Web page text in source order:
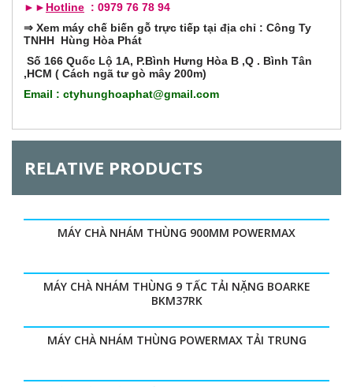
a
G
►► Hotline : 0979 76 78 94
⇒ Xem máy chế biến gỗ trực tiếp tại địa chỉ : Công Ty
TNHH Hùng Hòa Phát
Số 166 Quốc Lộ 1A, P.Bình Hưng Hòa B ,Q . Bình Tân
,HCM ( Cách ngã tư gò mây 200m)
Email : ctyhunghoaphat@gmail.com
RELATIVE PRODUCTS
MÁY CHÀ NHÁM THÙNG 900MM POWERMAX
MÁY CHÀ NHÁM THÙNG 9 TẤC TẢI NẶNG BOARKE
BKM37RK
MÁY CHÀ NHÁM THÙNG POWERMAX TẢI TRUNG